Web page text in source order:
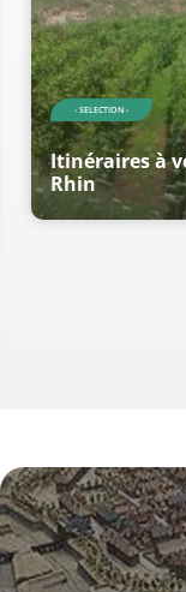
- SELECTION -
Itinéraires à
Rhin